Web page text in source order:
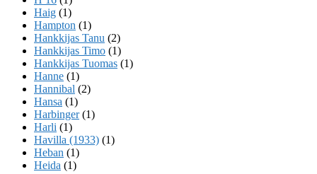
Haig (1)
Hampton (1)
Hankkijas Tanu (2)
Hankkijas Timo (1)
Hankkijas Tuomas (1)
Hanne (1)
Hannibal (2)
Hansa (1)
Harbinger(1)
Harli (1)
Havilla (1933) (1)
Heban (1)
Heida (1)